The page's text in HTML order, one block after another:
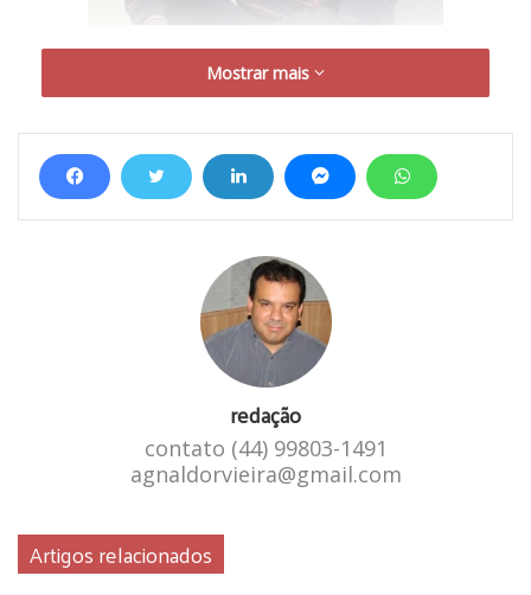
Entre os presos está o suspeito de executar o roubo. Ele foi
preso enquanto trabalhava em uma obra, em Maringá. Os
policiais contaram que ele resistiu à prisão.
Mostrar mais
redação
contato (44) 99803-1491
agnaldorvieira@gmail.com
Artigos relacionados